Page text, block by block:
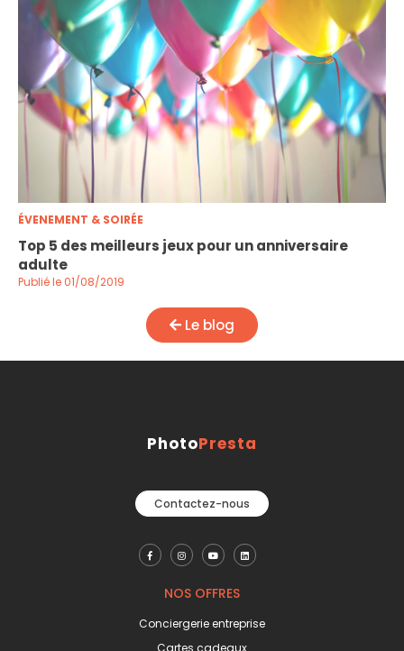
ÉVENEMENT & SOIRÉE
Top 5 des meilleurs jeux pour un anniversaire
adulte
Publié le 01/08/2019
Le blog
PhotoPresta
Contactez-nous
NOS OFFRES
Conciergerie entreprise